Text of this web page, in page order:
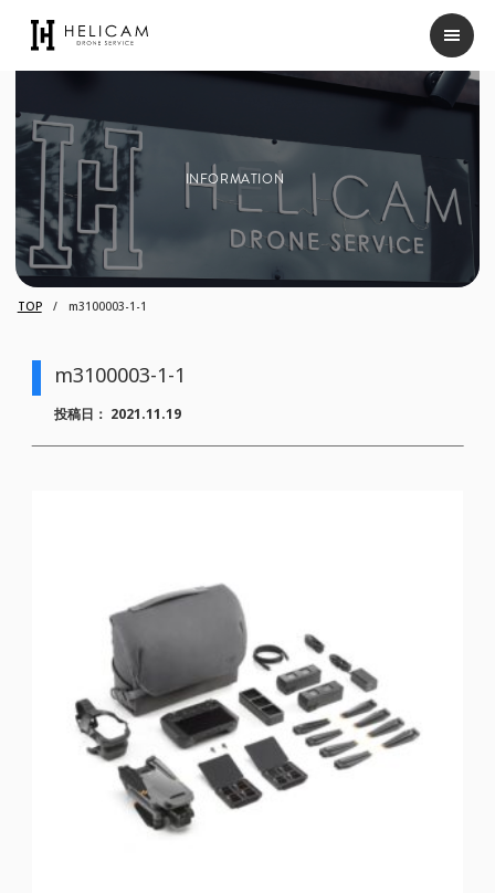
INFORMATION
TOP m3100003-1-1
m3100003-1-1
投稿日： 2021.11.19